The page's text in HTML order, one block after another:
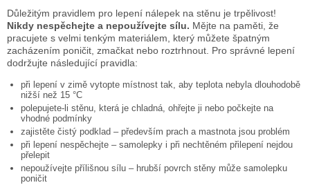
Důležitým pravidlem pro lepení nálepek na stěnu je trpělivost!
Nikdy nespěchejte a nepoužívejte sílu. Mějte na paměti, že
pracujete s velmi tenkým materiálem, který můžete špatným
zacházením poničit, zmačkat nebo roztrhnout. Pro správné lepení
dodržujte následující pravidla:
při lepení v zimě vytopte místnost tak, aby teplota nebyla dlouhodobě
nižší než 15 °C
polepujete-li stěnu, která je chladná, ohřejte ji nebo počkejte na
vhodné podmínky
zajistěte čistý podklad – především prach a mastnota jsou problém
při lepení nespěchejte – samolepky i při nechtěném přilepení nejdou
přelepit
nepoužívejte přílišnou sílu – hrubší povrch stěny může samolepku
poničit